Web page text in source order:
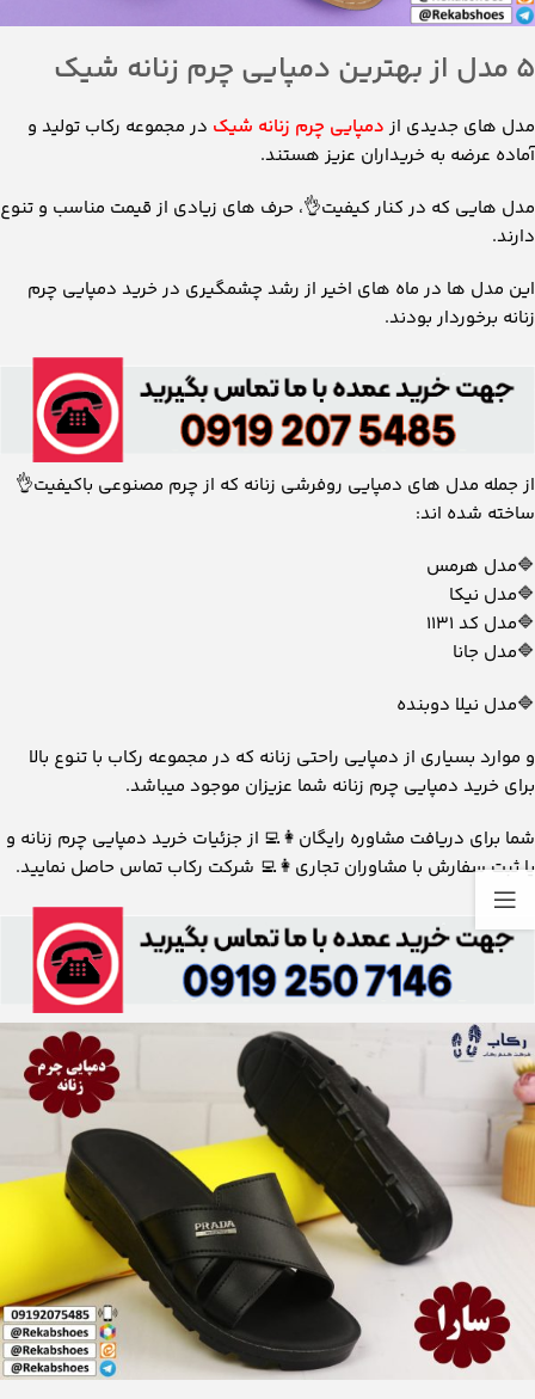
5 مدل از بهترین دمپایی چرم زنانه شیک
مدل های جدیدی ازدمپایی چرم زنانه شیک در مجموعه رکاب تولید و
آماده عرضه به خریداران عزیز هستند.
مدل هایی که در کنار کیفیت👌، حرف های زیادی از قیمت مناسب و تنوع
دارند.
این مدل ها در ماه های اخیر از رشد چشمگیری در خرید دمپایی چرم
زنانه برخوردار بودند.
از جمله مدل های دمپایی روفرشی زنانه که از چرم مصنوعی باکیفیت👌
ساخته شده اند:
🔷مدل هرمس
🔷مدل نیکا
🔷مدل کد 1131
🔷مدل جانا
🔷مدل نیلا دوبنده
و موارد بسیاری از دمپایی راحتی زنانه که در مجموعه رکاب با تنوع بالا
برای خرید دمپایی چرم زنانه شما عزیزان موجود میباشد.
شما برای دریافت مشاوره رایگان👩‍💻 از جزئیات خرید دمپایی چرم زنانه و
یا ثبت سفارش با مشاوران تجاری👩‍💻 شرکت رکاب تماس حاصل نمایید.